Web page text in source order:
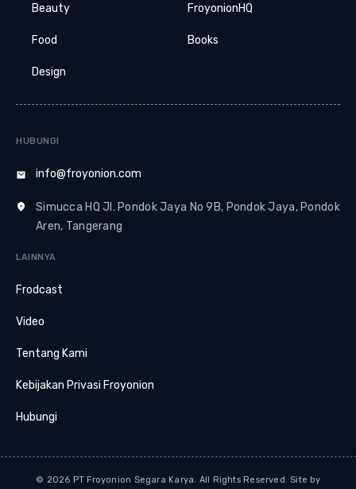
Beauty
Food
Design
FroyonionHQ
Books
HUBUNGI
info@froyonion.com
Simucca HQ Jl. Pondok Jaya No 9B, Pondok Jaya, Pondok
Aren, Tangerang
LAINNYA
Frodcast
Video
Tentang Kami
Kebijakan Privasi Froyonion
Hubungi
© 2026 PT Froyonion Segara Karya. All Rights Reserved. Site by